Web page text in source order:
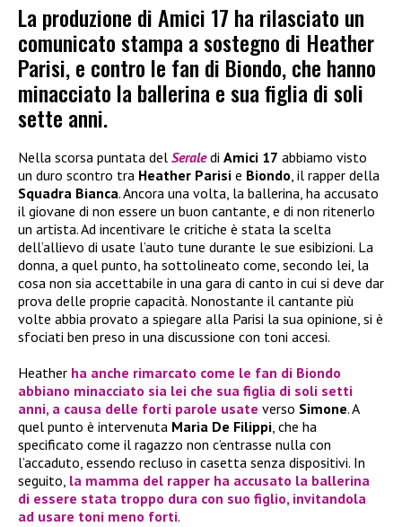
La produzione di Amici 17 ha rilasciato un
comunicato stampa a sostegno di Heather
Parisi, e contro le fan di Biondo, che hanno
minacciato la ballerina e sua figlia di soli
sette anni.
Nella scorsa puntata del Seraledi Amici 17 abbiamo visto
un duro scontro tra Heather Parisi e Biondo, il rapper della
Squadra Bianca. Ancora una volta, la ballerina, ha accusato
il giovane di non essere un buon cantante, e di non ritenerlo
un artista. Ad incentivare le critiche è stata la scelta
dell’allievo di usate l’auto tune durante le sue esibizioni. La
donna, a quel punto, ha sottolineato come, secondo lei, la
cosa non sia accettabile in una gara di canto in cui si deve dar
prova delle proprie capacità. Nonostante il cantante più
volte abbia provato a spiegare alla Parisi la sua opinione, si è
sfociati ben preso in una discussione con toni accesi.
Heather ha anche rimarcato come le fan di Biondo
abbiano minacciato sia lei che sua figlia di soli setti
anni, a causa delle forti parole usate verso Simone. A
quel punto è intervenuta Maria De Filippi, che ha
specificato come il ragazzo non c’entrasse nulla con
l’accaduto, essendo recluso in casetta senza dispositivi. In
seguito, la mamma del rapper ha accusato la ballerina
di essere stata troppo dura con suo figlio, invitandola
ad usare toni meno forti.